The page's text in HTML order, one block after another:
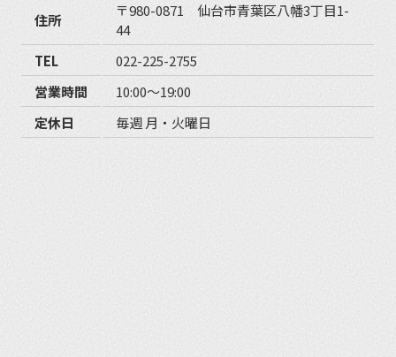
住所
〒980-0871 仙台市青葉区八幡3丁目1-
44
TEL
022-225-2755
営業時間
10:00〜19:00
定休日
毎週 月・火曜日